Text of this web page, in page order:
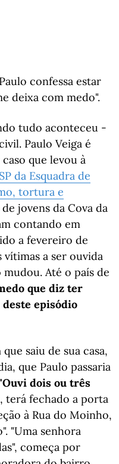
confessa estar
deixa com medo".
tudo aconteceu -
Paulo Veiga é
que levou à
da Esquadra de
tortura e
jovens da Cova da
contando em
a fevereiro de
vítimas a ser ouvida
Até o país de
que diz ter
episódio
saiu de sua casa,
que Paulo passaria
dois ou três
terá fechado a porta
à Rua do Moinho,
"Uma senhora
começa por